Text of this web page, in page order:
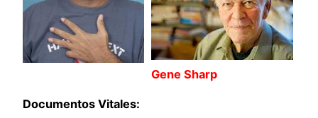
Gene Sharp
Documentos Vitales: